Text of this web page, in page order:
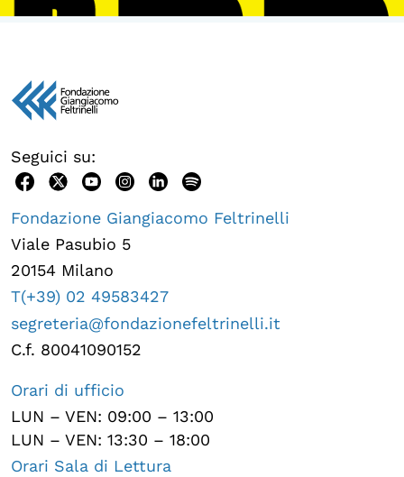
Seguici su:
Fondazione Giangiacomo Feltrinelli
Viale Pasubio 5
20154 Milano
T(+39) 02 49583427
segreteria@fondazionefeltrinelli.it
C.f. 80041090152
Orari di ufficio
LUN – VEN: 09:00 – 13:00
LUN – VEN: 13:30 – 18:00
Orari Sala di Lettura